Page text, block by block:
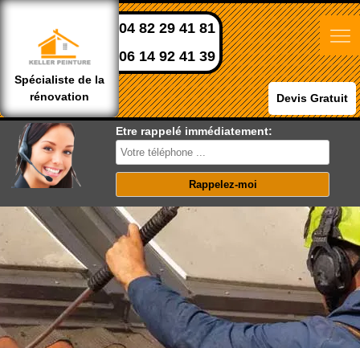
Spécialiste de la
rénovation
04 82 29 41 81
06 14 92 41 39
Devis Gratuit
Etre rappelé immédiatement: